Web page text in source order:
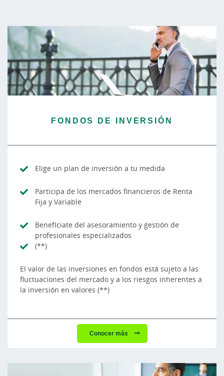
FONDOS DE INVERSIÓN
Elige un plan de inversión a tu medida
Participa de los mercados financieros de Renta
Fija y Variable
Benefíciate del asesoramiento y gestión de
profesionales especializados
(**)
El valor de las inversiones en fondos está sujeto a las
fluctuaciones del mercado y a los riesgos inherentes a
la inversión en valores (**)
Conocer más